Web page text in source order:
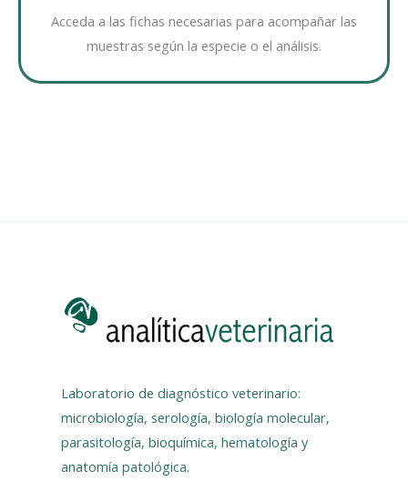
Acceda a las fichas necesarias para acompañar las
muestras según la especie o el análisis.
Laboratorio de diagnóstico veterinario:
microbiología, serología, biología molecular,
parasitología, bioquímica, hematología y
anatomía patológica.